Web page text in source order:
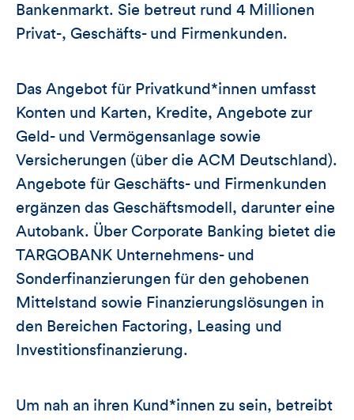
Bankenmarkt. Sie betreut rund 4 Millionen
Privat-, Geschäfts- und Firmenkunden.
Das Angebot für Privatkund*innen umfasst
Konten und Karten, Kredite, Angebote zur
Geld- und Vermögensanlage sowie
Versicherungen (über die ACM Deutschland).
Angebote für Geschäfts- und Firmenkunden
ergänzen das Geschäftsmodell, darunter eine
Autobank. Über Corporate Banking bietet die
TARGOBANK Unternehmens- und
Sonderfinanzierungen für den gehobenen
Mittelstand sowie Finanzierungslösungen in
den Bereichen Factoring, Leasing und
Investitionsfinanzierung.
Um nah an ihren Kund*innen zu sein, betreibt